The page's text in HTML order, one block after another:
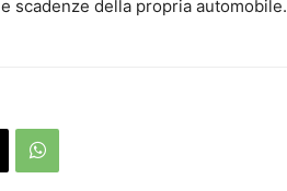
scadenze della propria automobile.